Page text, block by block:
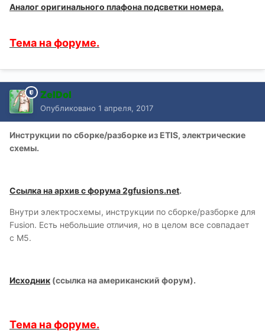
Аналог оригинального плафона подсветки номера.
Тема на форуме.
ZelDol
Опубликовано 1 апреля, 2017
Инструкции по сборке/разборке из ETIS, электрические
схемы.
Ссылка на архив с форума 2gfusions.net.
Внутри электросхемы, инструкции по сборке/разборке для
Fusion. Есть небольшие отличия, но в целом все совпадает
с М5.
Исходник (ссылка на американский форум).
Тема на форуме.